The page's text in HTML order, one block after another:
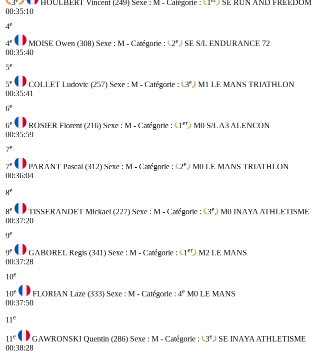
3 HOULBERT Vincent (249) Sexe : M - Catégorie : 1 SE RUN AND FREEDOM
00:35:10
4e
4e MOISE Owen (308) Sexe : M - Catégorie : 2e SE S/L ENDURANCE 72
00:35:40
5e
5e COLLET Ludovic (257) Sexe : M - Catégorie : 3e M1 LE MANS TRIATHLON
00:35:41
6e
6e ROSIER Florent (216) Sexe : M - Catégorie : 1 er M0 S/L A3 ALENCON
00:35:59
7e
7e PARANT Pascal (312) Sexe : M - Catégorie : 2e M0 LE MANS TRIATHLON
00:36:04
8e
8e TISSERANDET Mickael (227) Sexe : M - Catégorie : 3e M0 INAYA ATHLETISME
00:37:20
9e
9e GABOREL Regis (341) Sexe : M - Catégorie : 1 er M2 LE MANS
00:37:28
10e
10e FLORIAN Laze (333) Sexe : M - Catégorie : 4e M0 LE MANS
00:37:50
11 e
11 e GAWRONSKI Quentin (286) Sexe : M - Catégorie : 3e SE INAYA ATHLETISME
00:38:28